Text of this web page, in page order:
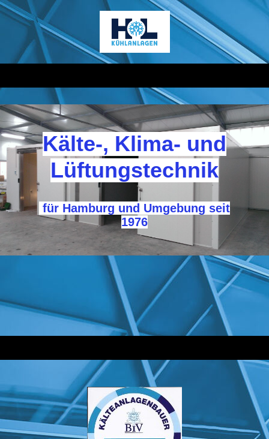
Kälte-, Klima- und
Lüftungstechnik
für Hamburg und Umgebung seit
1976